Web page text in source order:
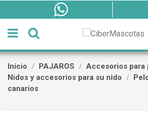
Inicio PAJAROS
Accesorios para
Nidos y accesorios para su nido
canarios